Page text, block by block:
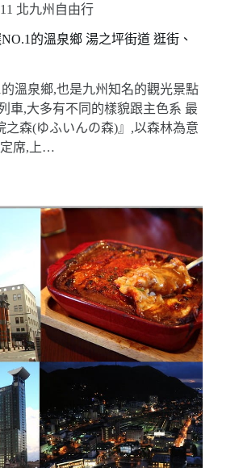
北九州自由行
的溫泉鄉 湯之坪街道 逛街、
溫泉鄉,也是九州知名的觀光景點
車,大多有不同的樣貌跟主色系 最
之森(ゆふいんの森)』,以森林為意
定席,上…